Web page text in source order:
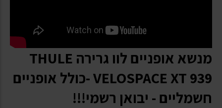
מנשא אופניים לוו גרירה THULE
VELOSPACE XT 939 -כולל אופניים
חשמליים - יבואן רשמי!!!